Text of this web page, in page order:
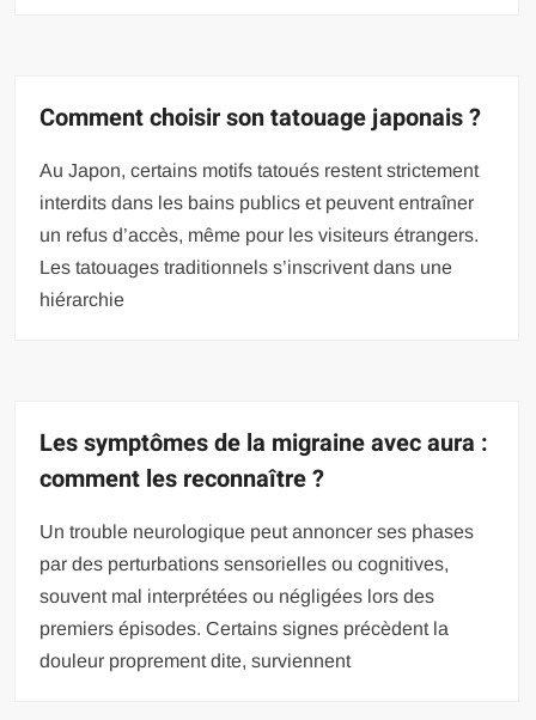
Comment choisir son tatouage japonais ?
Au Japon, certains motifs tatoués restent strictement
interdits dans les bains publics et peuvent entraîner
un refus d’accès, même pour les visiteurs étrangers.
Les tatouages traditionnels s’inscrivent dans une
hiérarchie
Les symptômes de la migraine avec aura :
comment les reconnaître ?
Un trouble neurologique peut annoncer ses phases
par des perturbations sensorielles ou cognitives,
souvent mal interprétées ou négligées lors des
premiers épisodes. Certains signes précèdent la
douleur proprement dite, surviennent